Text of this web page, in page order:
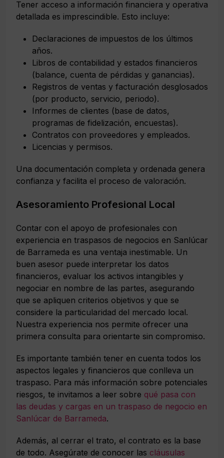
Tener acceso a información financiera y operativa
detallada es imprescindible. Esto incluye:
Declaraciones de impuestos de los últimos
años.
Libros de contabilidad y estados financieros
(balance, cuenta de pérdidas y ganancias).
Registros de ventas y facturación desglosados
(por producto, servicio, periodo).
Informes de clientes (base de datos,
programas de fidelización, encuestas).
Contratos con proveedores y empleados.
Licencias y permisos.
Una documentación completa y ordenada genera
confianza y facilita el proceso de valoración.
Asesoramiento Profesional Local
Contar con el apoyo de profesionales con
experiencia en traspasos de negocios en Sanlúcar
de Barrameda es una ventaja inestimable. Un
buen asesor puede interpretar los datos
financieros, evaluar los activos intangibles y
negociar en nombre de las partes, asegurando
que se apliquen criterios objetivos y que se
considere la particularidad del mercado local.
Nuestra experiencia nos permite ofrecer una
primera consulta para orientarte sin compromiso.
Es importante también tener en cuenta todos los
aspectos legales y financieros que conlleva un
traspaso. Para más información sobre potenciales
riesgos, te invitamos a leer sobre qué pasa con
las deudas y cargas en un traspaso de negocio en
Sanlúcar de Barrameda.
Además, al cerrar el trato, el contrato es la base
de todo. Asegúrate de conocer las cláusulas